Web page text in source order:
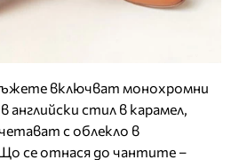
включват монохромни
английски стил в карамел,
с облекло в
се отнася до чантите –